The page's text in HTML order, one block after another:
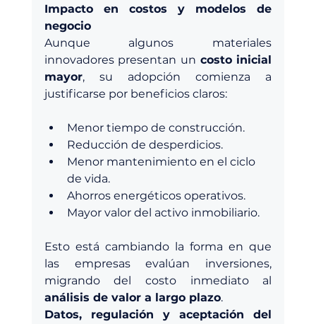
Impacto en costos y modelos de
negocio
Aunque algunos materiales
innovadores presentan un costo inicial
mayor, su adopción comienza a
justificarse por beneficios claros:
Menor tiempo de construcción.
Reducción de desperdicios.
Menor mantenimiento en el ciclo
de vida.
Ahorros energéticos operativos.
Mayor valor del activo inmobiliario.
Esto está cambiando la forma en que
las empresas evalúan inversiones,
análisis de valor a largo plazo.
Datos, regulación y aceptación del